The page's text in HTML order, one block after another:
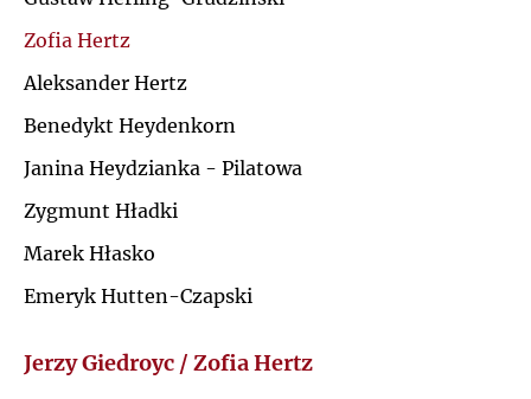
N
R
Zofia Hertz
Aleksander Hertz
Benedykt Heydenkorn
Janina Heydzianka - Pilatowa
Zygmunt Hładki
Marek Hłasko
Emeryk Hutten-Czapski
Jerzy Giedroyc / Zofia Hertz